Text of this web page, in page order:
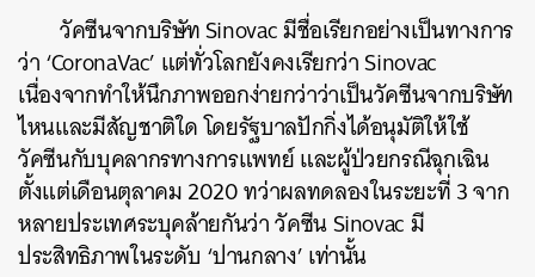
วัคซีนจากบริษัท Sinovac มีชื่อเรียกอย่างเป็นทางการ
ว่า ‘CoronaVac’ แต่ทั่วโลกยังคงเรียกว่า Sinovac
เนื่องจากทำให้นึกภาพออกง่ายกว่าว่าเป็นวัคซีนจากบริษัท
ไหนและมีสัญชาติใด โดยรัฐบาลปักกิ่งได้อนุมัติให้ใช้
วัคซีนกับบุคลากรทางการแพทย์ และผู้ป่วยกรณีฉุกเฉิน
ตั้งแต่เดือนตุลาคม 2020 ทว่าผลทดลองในระยะที่ 3 จาก
หลายประเทศระบุคล้ายกันว่า วัคซีน Sinovac มี
ประสิทธิภาพในระดับ ‘ปานกลาง’ เท่านั้น